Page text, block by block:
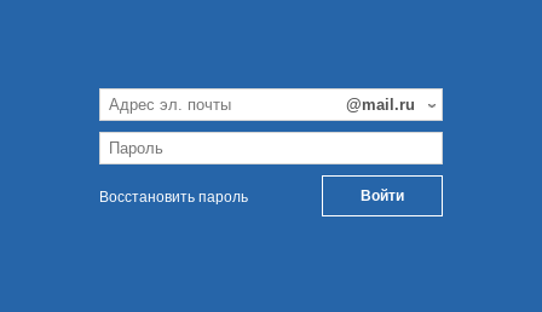
Восстановить пароль